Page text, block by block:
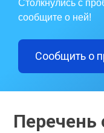
Столкнулись с
сообщите о ней!
Сообщить о